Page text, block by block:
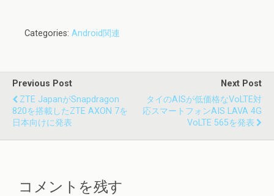
Categories: Android関連
Previous Post
ZTE JapanがSnapdragon
820を搭載したZTE AXON 7を
日本向けに発表
Next Post
タイのAISが低価格なVoLTE対
応スマートフォンAIS LAVA 4G
VoLTE 565を発表
コメントを残す